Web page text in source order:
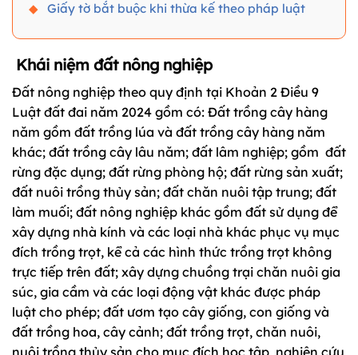
Giấy tờ bắt buộc khi thừa kế theo pháp luật
Khái niệm đất nông nghiệp
Đất nông nghiệp theo quy định tại Khoản 2 Điều 9
Luật đất đai năm 2024 gồm có: Đất trồng cây hàng
năm gồm đất trồng lúa và đất trồng cây hàng năm
khác; đất trồng cây lâu năm; đất lâm nghiệp; gồm đất
rừng đặc dụng; đất rừng phòng hộ; đất rừng sản xuất;
đất nuôi trồng thủy sản; đất chăn nuôi tập trung; đất
làm muối; đất nông nghiệp khác gồm đất sử dụng để
xây dựng nhà kính và các loại nhà khác phục vụ mục
đích trồng trọt, kể cả các hình thức trồng trọt không
trực tiếp trên đất; xây dựng chuồng trại chăn nuôi gia
súc, gia cầm và các loại động vật khác được pháp
luật cho phép; đất ươm tạo cây giống, con giống và
đất trồng hoa, cây cảnh; đất trồng trọt, chăn nuôi,
nuôi trồng thủy sản cho mục đích học tập, nghiên cứu